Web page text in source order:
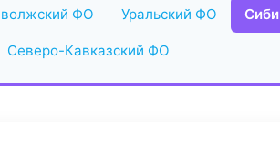
ФО Уральский ФО
Северо-Кавказский ФО